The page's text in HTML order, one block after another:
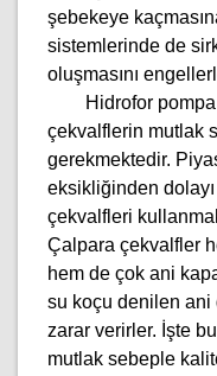
şebekeye
sistemlerinde de
oluşmasını
Hidrofor pompa
çekvalflerin mutlak
gerekmektedir.
eksikliğinden
çekvalfleri
Çalpara çekvalfler
hem de çok ani
su koçu denilen ani
zarar verirler. İşte
mutlak sebeple